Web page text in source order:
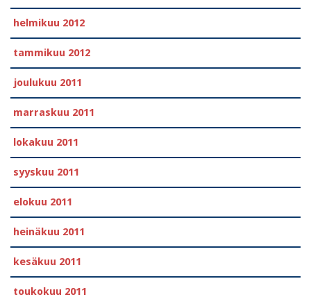
helmikuu 2012
tammikuu 2012
joulukuu 2011
marraskuu 2011
lokakuu 2011
syyskuu 2011
elokuu 2011
heinäkuu 2011
kesäkuu 2011
toukokuu 2011